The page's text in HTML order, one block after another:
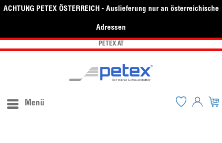
ACHTUNG PETEX ÖSTERREICH - Auslieferung nur an österreichische
Adressen
PETEX AT
Menü